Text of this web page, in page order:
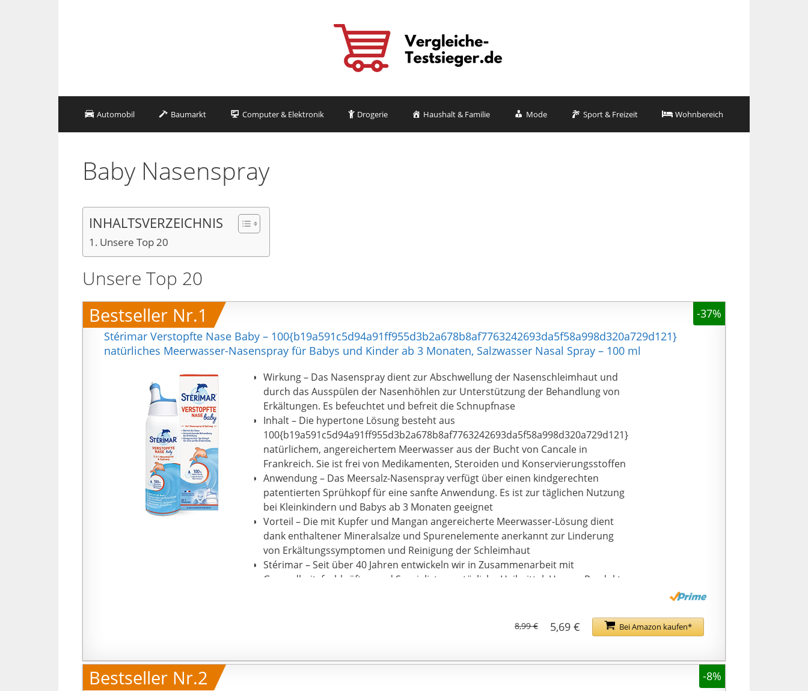
Automobil Baumarkt Computer & Elektronik Drogerie Haushalt & Familie Mode Sport & Freizeit Wohnbereich
Baby Nasenspray
INHALTSVERZEICHNIS
Unsere Top 20
Unsere Top 20
Bestseller Nr.1
-37%
Stérimar Verstopfte Nase Baby – 100{b19a591c5d94a91ff955d3b2a678b8af7763242693da5f58a998d320a729d121}
natürliches Meerwasser-Nasenspray für Babys und Kinder ab 3 Monaten, Salzwasser Nasal Spray – 100 ml
Wirkung – Das Nasenspray dient zur Abschwellung der Nasenschleimhaut und
durch das Ausspülen der Nasenhöhlen zur Unterstützung der Behandlung von
Erkältungen. Es befeuchtet und befreit die Schnupfnase
Inhalt – Die hypertone Lösung besteht aus
100{b19a591c5d94a91ff955d3b2a678b8af7763242693da5f58a998d320a729d121}
natürlichem, angereichertem Meerwasser aus der Bucht von Cancale in
Frankreich. Sie ist frei von Medikamenten, Steroiden und Konservierungsstoffen
Anwendung – Das Meersalz-Nasenspray verfügt über einen kindgerechten
patentierten Sprühkopf für eine sanfte Anwendung. Es ist zur täglichen Nutzung
bei Kleinkindern und Babys ab 3 Monaten geeignet
Vorteil – Die mit Kupfer und Mangan angereicherte Meerwasser-Lösung dient
dank enthaltener Mineralsalze und Spurenelemente anerkannt zur Linderung
von Erkältungssymptomen und Reinigung der Schleimhaut
Stérimar – Seit über 40 Jahren entwickeln wir in Zusammenarbeit mit
Gesundheitsfachkräften und Spezialisten natürliche Heilmittel. Unsere Produkte
Bei Amazon kaufen*
5,69 €
8,99 €
Bestseller Nr.2
-8%